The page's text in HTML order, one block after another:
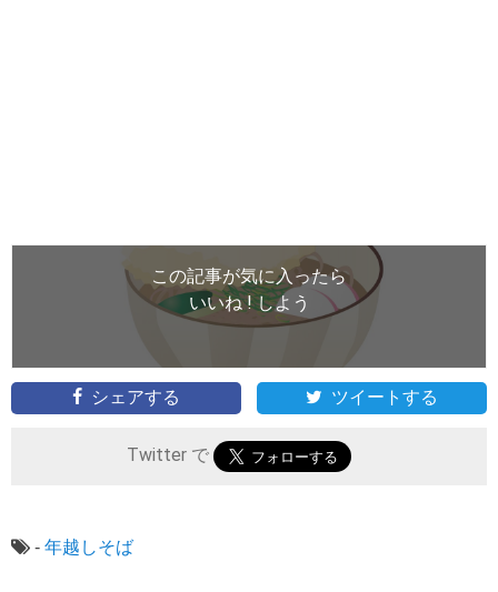
この記事が気に入ったら
いいね ! しよう
シェアする ツイートする
Twitter で
- 年越しそば